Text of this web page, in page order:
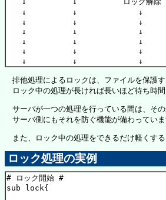
↓　　　　　　↓　　　　　　　　↓　　
↓　　　　　　↓　　　　　　　　
↓　　　　　　↓　　　　　　　　
↓　　　　　　↓　　　　　　　　
↓　　　　　　↓　　　　　　　　↓　
排他処理によるロックは、ファイルを保護
ロック中の処理が長ければ長いほど待ち時
サーバが一つの処理を行っている間は、そ
サーバ側にもそれを防ぐ機能が備わってい
また、ロック中の処理をできるだけ軽くす
ロック処理の実例
# ロック開始 #
sub lock{